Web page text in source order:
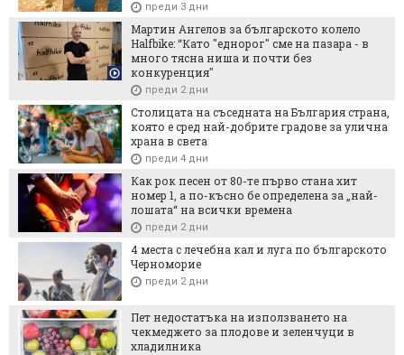
преди 3 дни
Мартин Ангелов за българското колело
Halfbike: “Като "еднорог" сме на пазара - в
много тясна ниша и почти без
конкуренция"
преди 2 дни
Столицата на съседната на България страна,
която е сред най-добрите градове за улична
храна в света
преди 4 дни
Как рок песен от 80-те първо стана хит
номер 1, а по-късно бе определена за „най-
лошата“ на всички времена
преди 2 дни
4 места с лечебна кал и луга по българското
Черноморие
преди 2 дни
Пет недостатъка на използването на
чекмеджето за плодове и зеленчуци в
хладилника